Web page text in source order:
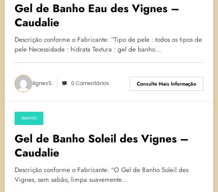
Gel de Banho Eau des Vignes –
Caudalie
Descrição conforme o Fabricante: “Tipo de pele : todos os tipos de
pele Necessidade : hidrata Textura : gel de banho…
AgnesS. 0 Comentários Consulte Mais Informação
14 de maio de 2025
BANHO
Gel de Banho Soleil des Vignes –
Caudalie
Descrição conforme o Fabricante: “O Gel de Banho Soleil des
Vignes, sem sabão, limpa suavemente…